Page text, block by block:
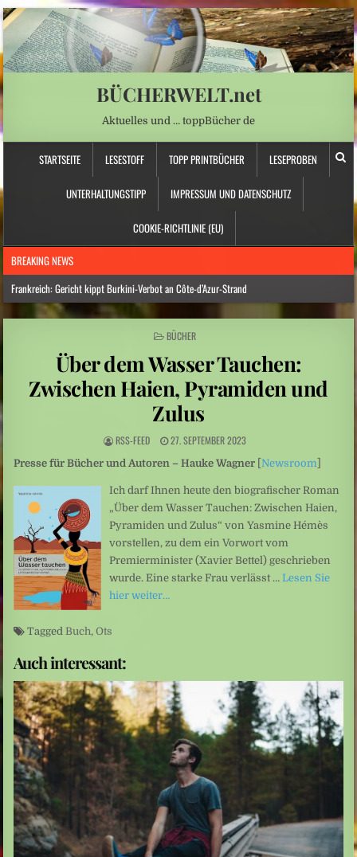
BÜCHERWELT.net
Aktuelles und … toppBücher de
STARTSEITE LESESTOFF TOPP PRINTBÜCHER LESEPROBEN
UNTERHALTUNGSTIPP IMPRESSUM UND DATENSCHUTZ
COOKIE-RICHTLINIE (EU)
BREAKING NEWS
Frankreich: Gericht kippt Burkini-Verbot an Côte-d’Azur-Strand
Hitzewelle: Rekordtief: Rhein-Pegel sinkt in Düsseldorf auf 15 Zentimeter
Österreich: Eine ganz neue Form von Chefsessel
Leute: Das Arschloch am Set sein? Für Frauen keine Option
Schüsse nahe Bangkok: Thailand: 14-Jähriger tötet mehrere Menschen an Schule
POSTED
BÜCHER
Über dem Wasser Tauchen:
Zwischen Haien, Pyramiden und
Zulus
RSS-FEED 27. SEPTEMBER 2023
Presse für Bücher und Autoren – Hauke Wagner [Newsroom]
Ich darf Ihnen heute den biografischer Roman
„Über dem Wasser Tauchen: Zwischen Haien,
Pyramiden und Zulus“ von Yasmine Hémès
vorstellen, zu dem ein Vorwort vom
Premierminister (Xavier Bettel) geschrieben
wurde. Eine starke Frau verlässt … Lesen Sie
hier weiter…
Tagged Buch,Ots
Auch interessant: